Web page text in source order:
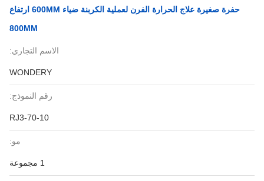
حفرة صغيرة علاج الحرارة الفرن لعملية الكربنة ضياء 600MM ارتفاع
800MM
الاسم التجاري:
WONDERY
رقم النموذج:
RJ3-70-10
مو: